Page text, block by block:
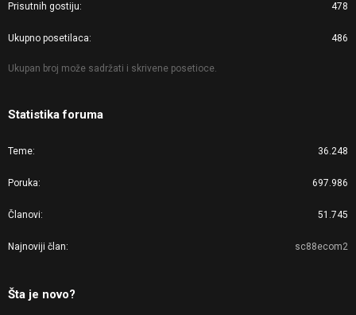
Prisutnih gostiju 478
Ukupno posetilaca 486
Ukupan broj može sadržati i skrivene posetioce.
Statistika foruma
Teme 36.248
Poruka 697.986
Članovi 51.745
Najnoviji član sc88ecom2
Šta je novo?